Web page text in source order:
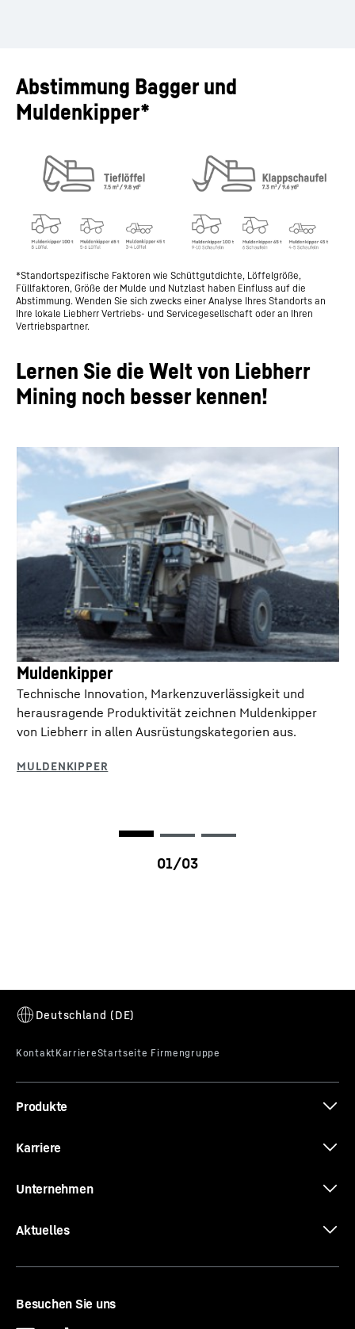
Abstimmung Bagger und
Muldenkipper*
*Standortspezifische Faktoren wie Schüttgutdichte, Löffelgröße,
Füllfaktoren, Größe der Mulde und Nutzlast haben Einfluss auf die
Abstimmung. Wenden Sie sich zwecks einer Analyse Ihres Standorts an
Ihre lokale Liebherr Vertriebs- und Servicegesellschaft oder an Ihren
Vertriebspartner.
Lernen Sie die Welt von Liebherr
Mining noch besser kennen!
Muldenkipper
Technische Innovation, Markenzuverlässigkeit und
herausragende Produktivität zeichnen Muldenkipper
von Liebherr in allen Ausrüstungskategorien aus.
R 9100 G8
Produkte
Karriere
Unternehmen
Aktuelles
Besuchen Sie uns